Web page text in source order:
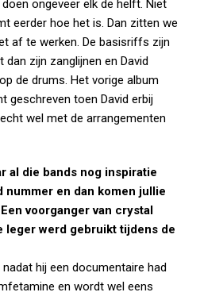
ongeveer elk de helft. Niet
eerder hoe het is. Dan zitten we
af te werken. De basisriffs zijn
zijn zanglijnen en David
de drums. Het vorige album
geschreven toen David erbij
wel met de arrangementen
al die bands nog inspiratie
nummer en dan komen jullie
voorganger van crystal
leger werd gebruikt tijdens de
hij een documentaire had
en wordt wel eens